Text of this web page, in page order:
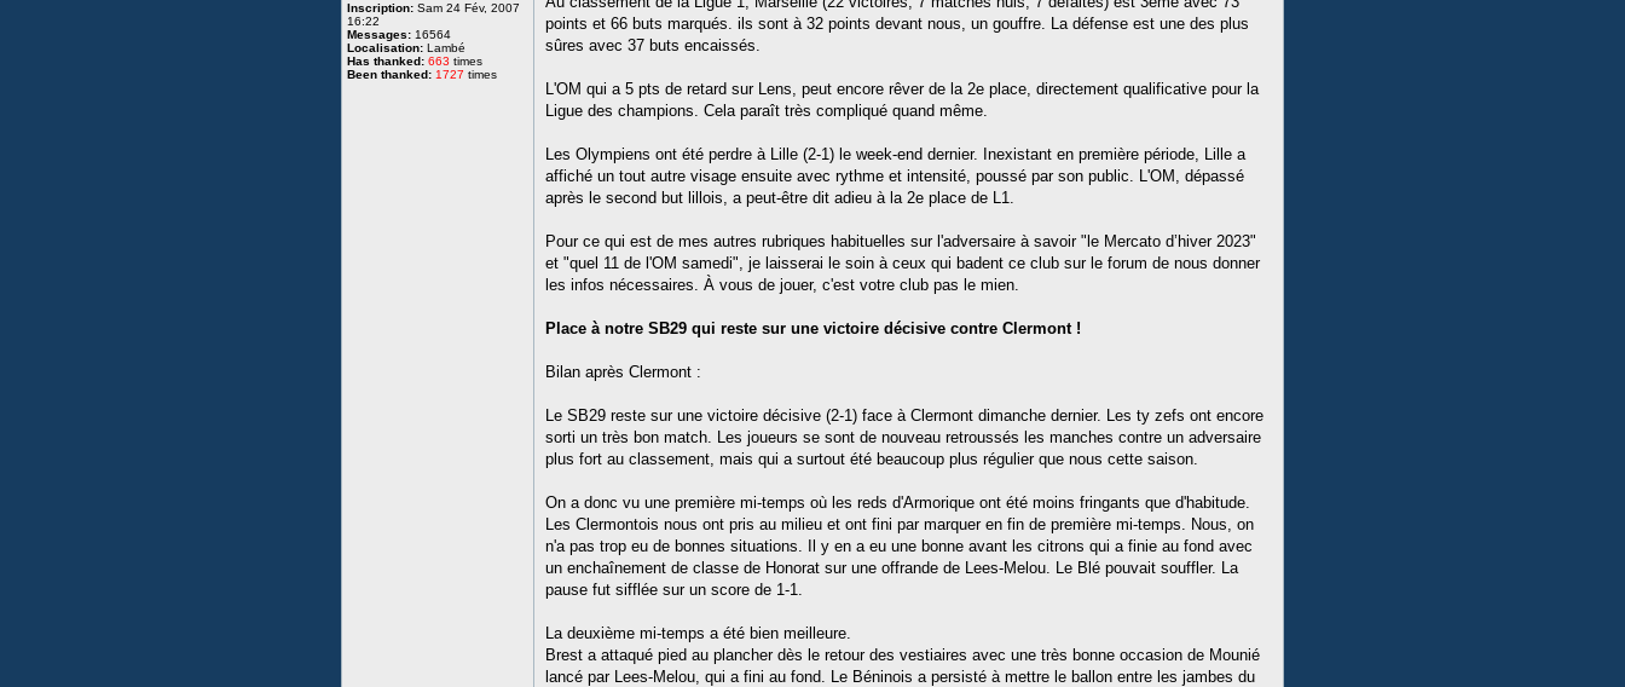
Inscription: Sam 24 Fév, 2007
16:22
Messages: 16564
Localisation: Lambé
Has thanked: 663 times
Been thanked: 1727 times
points et 66 buts marqués. ils sont à 32 points devant nous, un gouffre. La défense est une des plus
sûres avec 37 buts encaissés.
L'OM qui a 5 pts de retard sur Lens, peut encore rêver de la 2e place, directement qualificative pour la
Ligue des champions. Cela paraît très compliqué quand même.
Les Olympiens ont été perdre à Lille (2-1) le week-end dernier. Inexistant en première période, Lille a
affiché un tout autre visage ensuite avec rythme et intensité, poussé par son public. L'OM, dépassé
après le second but lillois, a peut-être dit adieu à la 2e place de L1.
Pour ce qui est de mes autres rubriques habituelles sur l'adversaire à savoir "le Mercato d’hiver 2023"
et "quel 11 de l'OM samedi", je laisserai le soin à ceux qui badent ce club sur le forum de nous donner
les infos nécessaires. À vous de jouer, c'est votre club pas le mien.
Place à notre SB29 qui reste sur une victoire décisive contre Clermont !
Bilan après Clermont :
Le SB29 reste sur une victoire décisive (2-1) face à Clermont dimanche dernier. Les ty zefs ont encore
sorti un très bon match. Les joueurs se sont de nouveau retroussés les manches contre un adversaire
plus fort au classement, mais qui a surtout été beaucoup plus régulier que nous cette saison.
On a donc vu une première mi-temps où les reds d'Armorique ont été moins fringants que d'habitude.
Les Clermontois nous ont pris au milieu et ont fini par marquer en fin de première mi-temps. Nous, on
n'a pas trop eu de bonnes situations. Il y en a eu une bonne avant les citrons qui a finie au fond avec
un enchaînement de classe de Honorat sur une offrande de Lees-Melou. Le Blé pouvait souffler. La
pause fut sifflée sur un score de 1-1.
La deuxième mi-temps a été bien meilleure.
Brest a attaqué pied au plancher dès le retour des vestiaires avec une très bonne occasion de Mounié
lancé par Lees-Melou, qui a fini au fond. Le Béninois a persisté à mettre le ballon entre les jambes du